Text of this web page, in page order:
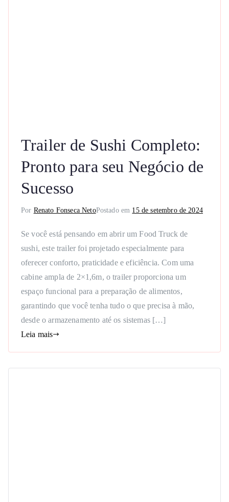
Trailer de Sushi Completo:
Pronto para seu Negócio de
Sucesso
Por Renato Fonseca NetoPostado em 15 de setembro de 2024
Se você está pensando em abrir um Food Truck de
sushi, este trailer foi projetado especialmente para
oferecer conforto, praticidade e eficiência. Com uma
cabine ampla de 2×1,6m, o trailer proporciona um
espaço funcional para a preparação de alimentos,
garantindo que você tenha tudo o que precisa à mão,
desde o armazenamento até os sistemas […]
Leia mais